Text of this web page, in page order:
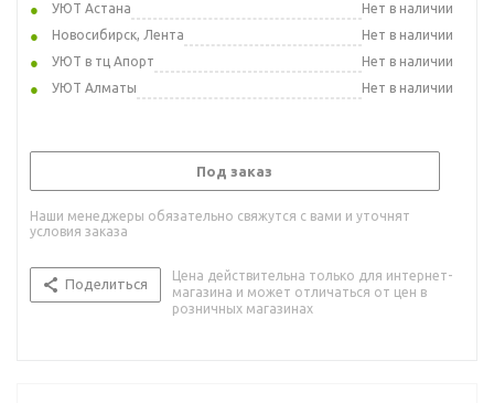
УЮТ Астана
Нет в наличии
Новосибирск, Лента
Нет в наличии
УЮТ в тц Апорт
Нет в наличии
УЮТ Алматы
Нет в наличии
Под заказ
Наши менеджеры обязательно свяжутся с вами и уточнят
условия заказа
Поделиться
Цена действительна только для интернет-
магазина и может отличаться от цен в
розничных магазинах